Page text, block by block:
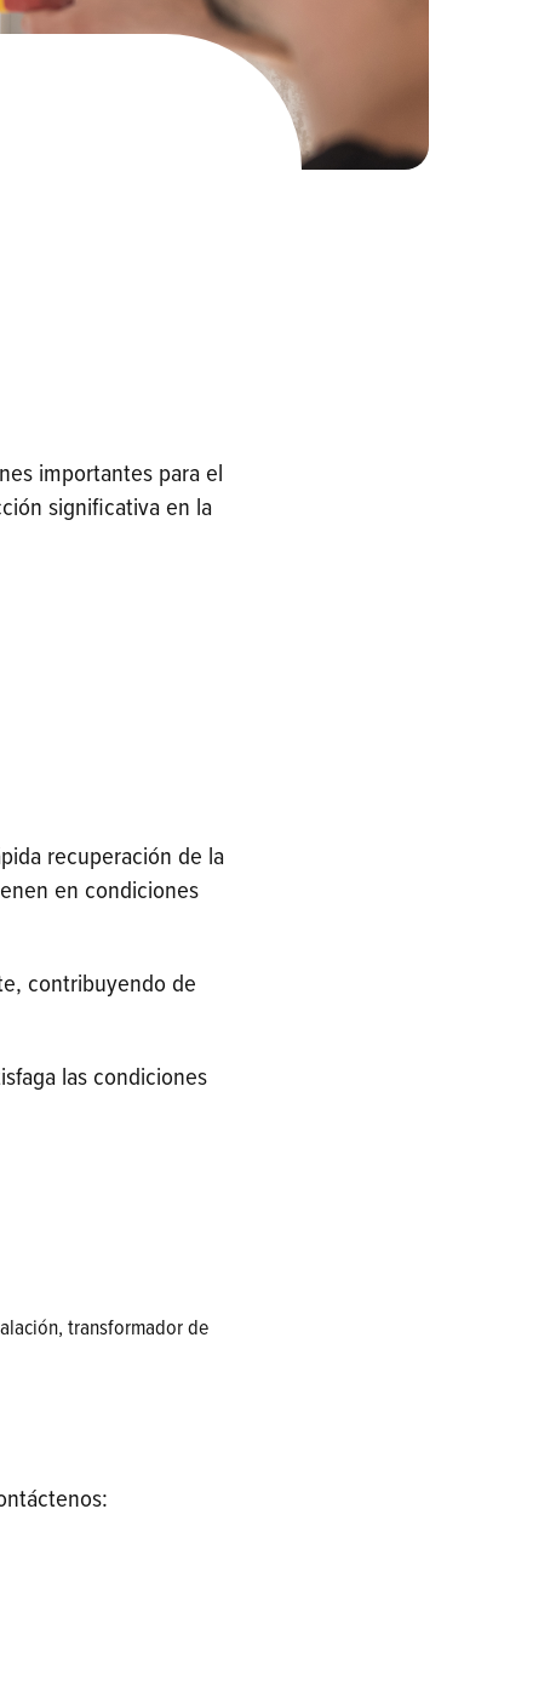
importantes para el
significativa en la
recuperación de la
en condiciones
contribuyendo de
las condiciones
transformador de